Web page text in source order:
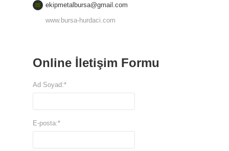
ekipmetalbursa@gmail.com
www.bursa-hurdaci.com
Online İletişim Formu
Ad Soyad:*
E-posta:*